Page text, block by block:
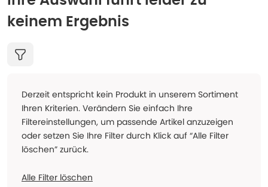
keinem Ergebnis
Derzeit entspricht kein Produkt in unserem Sortiment
Ihren Kriterien. Verändern Sie einfach Ihre
Filtereinstellungen, um passende Artikel anzuzeigen
oder setzen Sie Ihre Filter durch Klick auf “Alle Filter
löschen” zurück.
Alle Filter löschen